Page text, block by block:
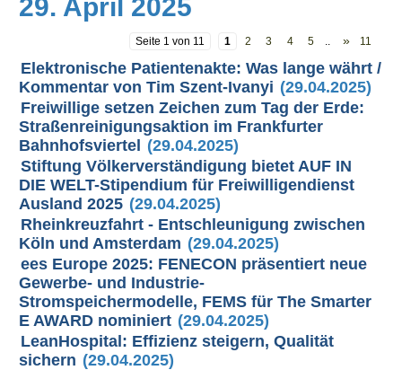
29. April 2025
Seite 1 von 11 1 2 3 4 5 » 11
Elektronische Patientenakte: Was lange währt /
Kommentar von Tim Szent-Ivanyi (29.04.2025)
Freiwillige setzen Zeichen zum Tag der Erde:
Straßenreinigungsaktion im Frankfurter
Bahnhofsviertel (29.04.2025)
Stiftung Völkerverständigung bietet AUF IN
DIE WELT-Stipendium für Freiwilligendienst
Ausland 2025 (29.04.2025)
Rheinkreuzfahrt - Entschleunigung zwischen
Köln und Amsterdam (29.04.2025)
ees Europe 2025: FENECON präsentiert neue
Gewerbe- und Industrie-
Stromspeichermodelle, FEMS für The Smarter
E AWARD nominiert (29.04.2025)
LeanHospital: Effizienz steigern, Qualität
sichern (29.04.2025)